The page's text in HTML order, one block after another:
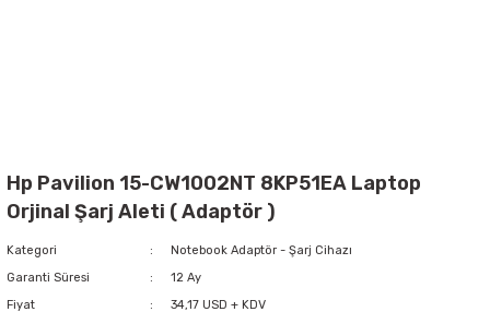
Hp Pavilion 15-CW1002NT 8KP51EA Laptop
Orjinal Şarj Aleti ( Adaptör )
Kategori
Notebook Adaptör - Şarj Cihazı
Garanti Süresi
12 Ay
Fiyat
34,17 USD + KDV